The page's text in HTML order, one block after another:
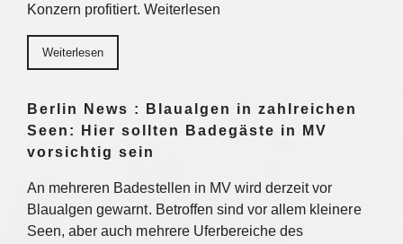
Konzern profitiert. Weiterlesen
Weiterlesen
Berlin News : Blaualgen in zahlreichen
Seen: Hier sollten Badegäste in MV
vorsichtig sein
An mehreren Badestellen in MV wird derzeit vor
Blaualgen gewarnt. Betroffen sind vor allem kleinere
Seen, aber auch mehrere Uferbereiche des